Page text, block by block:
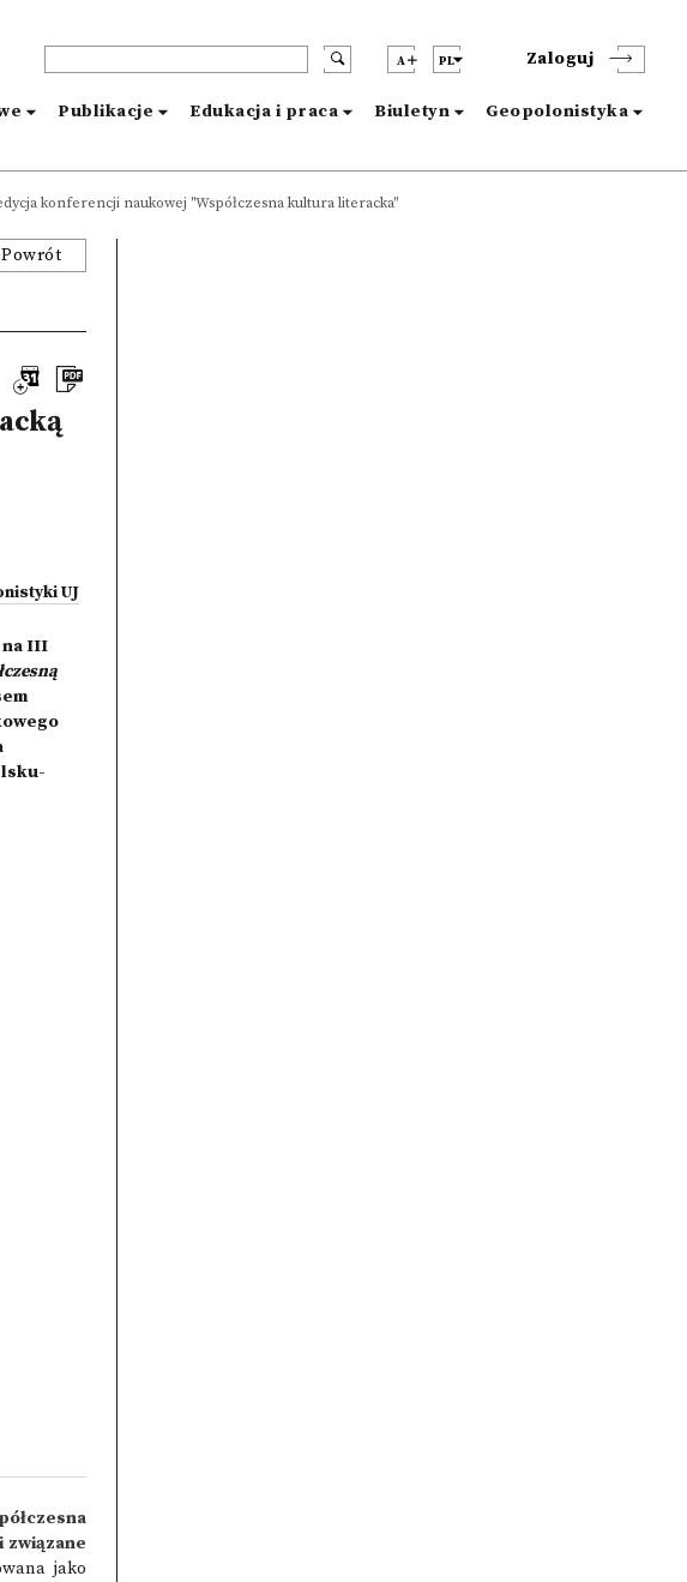
A PL Zaloguj
Publikacje Edukacja i praca Biuletyn Geopolonistyka
konferencji naukowej "Współczesna kultura literacka"
Powrót
UJ
na III
jako